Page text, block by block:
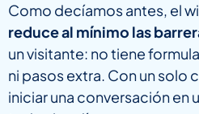
Como decíamos antes, el
reduce al mínimo las
un visitante: no tiene
ni pasos extra. Con un solo
iniciar una conversación en